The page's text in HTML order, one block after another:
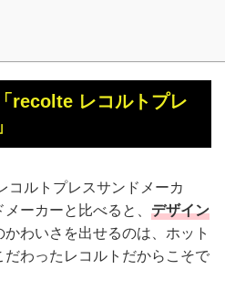
recolte レコルトプレ
コルトプレスサンドメーカ
ーカーと比べると、 デザイン
かわいさを出せるのは、ホット
わったレコルトだからこそで